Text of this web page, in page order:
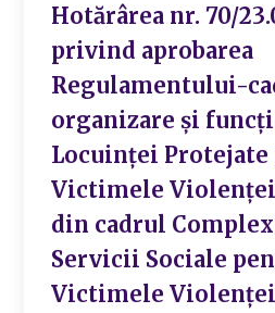
Hotărârea nr. 70/
privind aprobarea
Regulamentului-
organizare și
Locuinței
Victimele
din cadrul
Servicii Sociale
Victimele